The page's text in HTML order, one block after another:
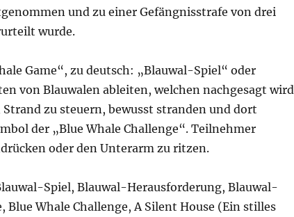
und zu einer Gefängnisstrafe von drei
wurde.
Game“, zu deutsch: „Blauwal-Spiel“ oder
von Blauwalen ableiten, welchen nachgesagt
zu steuern, bewusst stranden und dort
der „Blue Whale Challenge“. Teilnehmer
oder den Unterarm zu ritzen.
Spiel, Blauwal-Herausforderung, Blauwal-
Whale Challenge, A Silent House (Ein stilles